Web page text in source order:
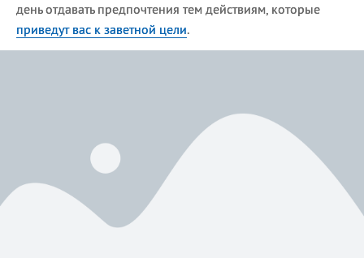
день отдавать предпочтения тем действиям, которые
приведут вас к заветной цели.